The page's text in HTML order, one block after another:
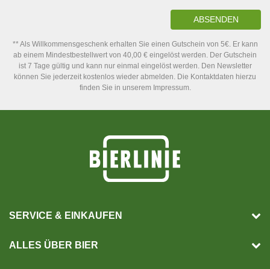
ABSENDEN
** Als Willkommensgeschenk erhalten Sie einen Gutschein von 5€. Er kann
ab einem Mindestbestellwert von 40,00 € eingelöst werden. Der Gutschein
ist 7 Tage gültig und kann nur einmal eingelöst werden. Den Newsletter
können Sie jederzeit kostenlos wieder abmelden. Die Kontaktdaten hierzu
finden Sie in unserem Impressum.
SERVICE & EINKAUFEN
ALLES ÜBER BIER